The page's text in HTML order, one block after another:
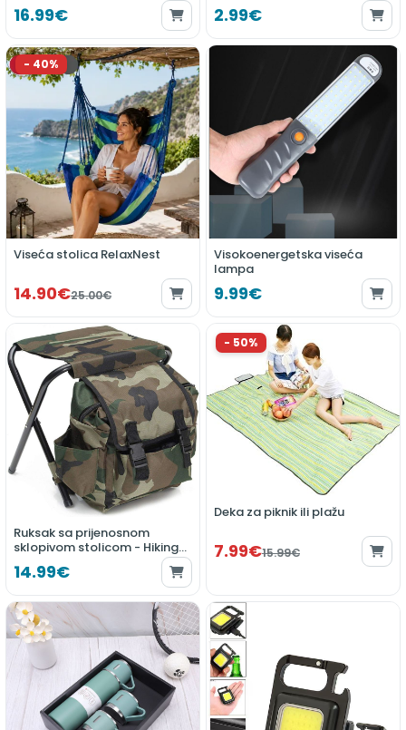
16.99€ 2.99€
Viseća stolica RelaxNest
14.90€25.00€
Visokoenergetska viseća
lampa
9.99€
Ruksak sa prijenosnom
sklopivom stolicom - Hiking
Trail
14.99€
Deka za piknik ili plažu
7.99€15.99€